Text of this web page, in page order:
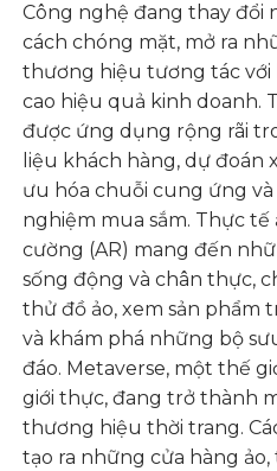
Công nghệ đang thay đổi
cách chóng mặt, mở ra
thương hiệu tương tác với
cao hiệu quả kinh doanh.
được ứng dụng rộng rãi
liệu khách hàng, dự đoán
ưu hóa chuỗi cung ứng và
nghiệm mua sắm. Thực tế
cường (AR) mang đến
sống động và chân thực,
thử đồ ảo, xem sản phẩm
và khám phá những bộ
đáo. Metaverse, một thế
giới thực, đang trở thành
thương hiệu thời trang.
tạo ra những cửa hàng